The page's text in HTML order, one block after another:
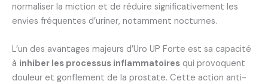
normaliser la miction et de réduire significativement les
envies fréquentes d’uriner, notamment nocturnes.
L’un des avantages majeurs d’Uro UP Forte est sa capacité
à inhiber les processus inflammatoires qui provoquent
douleur et gonflement de la prostate. Cette action anti-